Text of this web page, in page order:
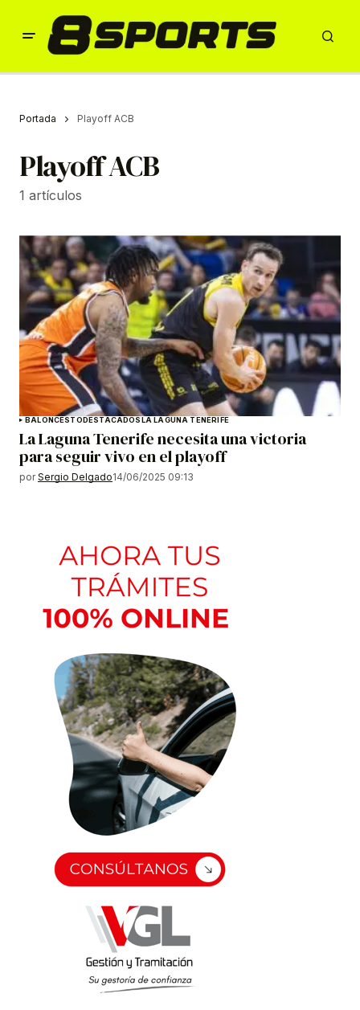
Portada Playoff ACB
Playoff ACB
1 artículos
BALONCESTODESTACADOSLA LAGUNA TENERIFE
La Laguna Tenerife necesita una victoria
para seguir vivo en el playoff
por Sergio Delgado14/06/2025 09:13